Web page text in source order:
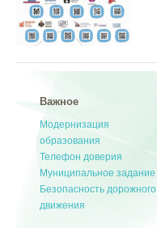
Важное
Модернизация
образования
Телефон доверия
Муниципальное задание
Безопасность дорожного
движения